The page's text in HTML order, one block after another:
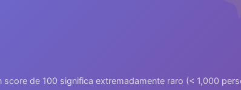
de 100 significa extremadamente raro (< 1,000